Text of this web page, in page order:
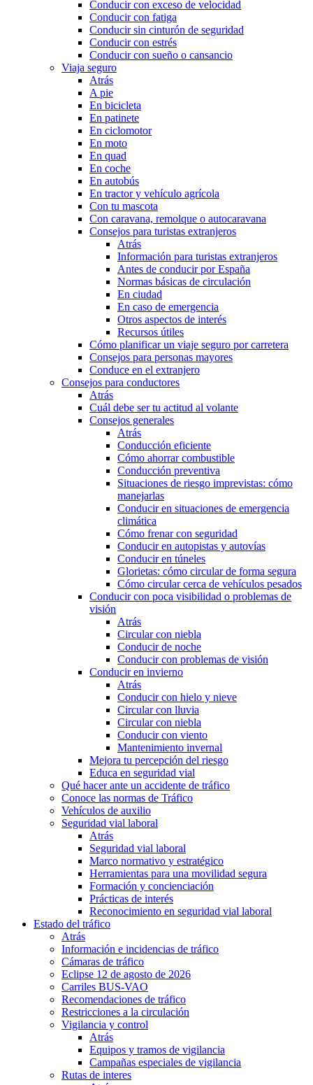
Conducir con exceso de velocidad
Conducir con fatiga
Conducir sin cinturón de seguridad
Conducir con estrés
Conducir con sueño o cansancio
Viaja seguro
Atrás
A pie
En bicicleta
En patinete
En ciclomotor
En moto
En quad
En coche
En autobús
En tractor y vehículo agrícola
Con tu mascota
Con caravana, remolque o autocaravana
Consejos para turistas extranjeros
Atrás
Información para turistas extranjeros
Antes de conducir por España
Normas básicas de circulación
En ciudad
En caso de emergencia
Otros aspectos de interés
Recursos útiles
Cómo planificar un viaje seguro por carretera
Consejos para personas mayores
Conduce en el extranjero
Consejos para conductores
Atrás
Cuál debe ser tu actitud al volante
Consejos generales
Atrás
Conducción eficiente
Cómo ahorrar combustible
Conducción preventiva
Situaciones de riesgo imprevistas: cómo
manejarlas
Conducir en situaciones de emergencia
climática
Cómo frenar con seguridad
Conducir en autopistas y autovías
Conducir en túneles
Glorietas: cómo circular de forma segura
Cómo circular cerca de vehículos pesados
Conducir con poca visibilidad o problemas de
visión
Atrás
Circular con niebla
Conducir de noche
Conducir con problemas de visión
Conducir en invierno
Atrás
Conducir con hielo y nieve
Circular con lluvia
Circular con niebla
Conducir con viento
Mantenimiento invernal
Mejora tu percepción del riesgo
Educa en seguridad vial
Qué hacer ante un accidente de tráfico
Conoce las normas de Tráfico
Vehículos de auxilio
Seguridad vial laboral
Atrás
Seguridad vial laboral
Marco normativo y estratégico
Herramientas para una movilidad segura
Formación y concienciación
Prácticas de interés
Reconocimiento en seguridad vial laboral
Estado del tráfico
Atrás
Información e incidencias de tráfico
Cámaras de tráfico
Eclipse 12 de agosto de 2026
Carriles BUS-VAO
Recomendaciones de tráfico
Restricciones a la circulación
Vigilancia y control
Atrás
Equipos y tramos de vigilancia
Campañas especiales de vigilancia
Rutas de interes